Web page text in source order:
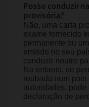
Posso conduzir
provisória?
Não, uma carta
exame fornecido
permanente ou
emitido no seu
conduzir noutro
No entanto, se
roubada num
autoridades,
declaração de